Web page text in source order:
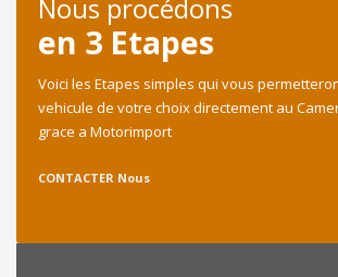
Nous procédons
en 3 Etapes
Voici les Etapes simples qui vous
vehicule de votre choix directement au
grace a Motorimport
CONTACTER Nous